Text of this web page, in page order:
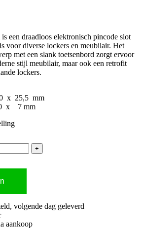
een draadloos elektronisch pincode slot
voor diverse lockers en meubilair. Het
met een slank toetsenbord zorgt ervoor
stijl meubilair, maar ook een retrofit
lockers.
x 25,5 mm
x 7 mm
volgende dag geleverd
aankoop